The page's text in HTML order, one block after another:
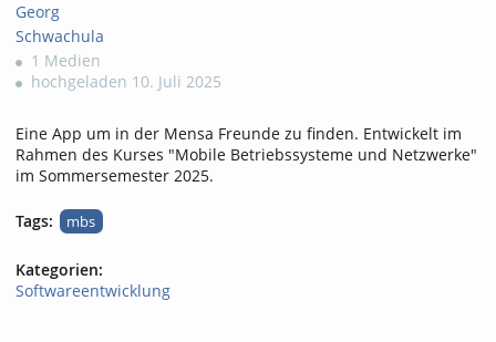
Georg
Schwachula
1 Medien
hochgeladen 10. Juli 2025
Eine App um in der Mensa Freunde zu finden. Entwickelt im
Rahmen des Kurses "Mobile Betriebssysteme und Netzwerke"
im Sommersemester 2025.
Tags: mbs
Kategorien:
Softwareentwicklung